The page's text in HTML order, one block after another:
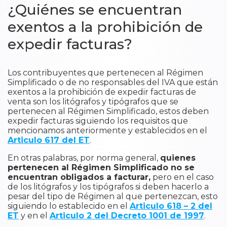
¿Quiénes se encuentran
exentos a la prohibición de
expedir facturas?
​Los contribuyentes que pertenecen al Régimen
Simplificado o de no responsables del IVA que están
exentos a la prohibición de expedir facturas de
venta son los litógrafos y tipógrafos que se
pertenecen al Régimen Simplificado, estos deben
expedir facturas siguiendo los requisitos que
mencionamos anteriormente y establecidos en el
Articulo 617 del ET.
En otras palabras, por norma general, quienes
pertenecen al Régimen Simplificado no se
encuentran obligados a facturar, pero en el caso
de los litógrafos y los tipógrafos si deben hacerlo a
pesar del tipo de Régimen al que pertenezcan, esto
siguiendo lo establecido en el Articulo 618 – 2 del
ET y en el Articulo 2 del Decreto 1001 de 1997.